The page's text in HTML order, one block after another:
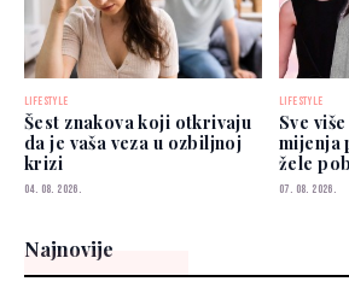
LIFESTYLE
Šest znakova koji otkrivaju
da je vaša veza u ozbiljnoj
krizi
04. 08. 2026.
LIFESTYLE
Sve
mijenja
žele
07. 08. 2026.
Najnovije